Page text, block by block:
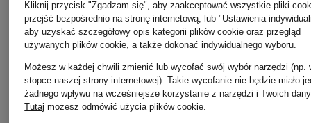
Kliknij przycisk "Zgadzam się", aby zaakceptować wszystkie pliki
przejść bezpośrednio na stronę internetową, lub "Ustawienia
aby uzyskać szczegółowy opis kategorii plików cookie oraz przegląd
używanych plików cookie, a także dokonać indywidualnego wyboru.
Możesz w każdej chwili zmienić lub wycofać swój wybór narzędzi (np.
stopce naszej strony internetowej). Takie wycofanie nie będzie miało
żadnego wpływu na wcześniejsze korzystanie z narzędzi i Twoich
Tutaj możesz odmówić użycia plików cookie.